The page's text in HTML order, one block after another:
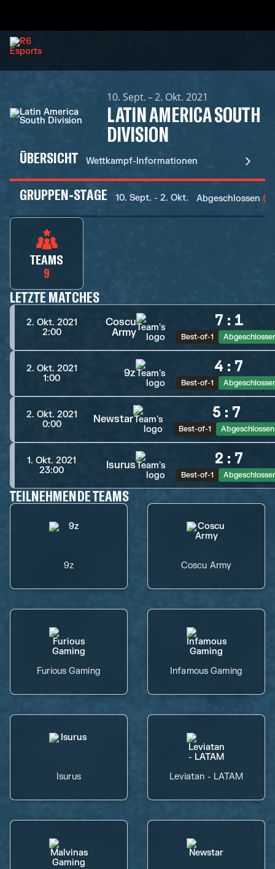
10. Sept. – 2. Okt. 2021
LATIN AMERICA SOUTH
DIVISION
ÜBERSICHT Wettkampf-Informationen
GRUPPEN-STAGE 10. Sept. - 2. Okt. Abgeschlossen
TEAMS
9
LETZTE MATCHES
2. Okt. 2021
2:00
Coscu
Army
7 : 1
Best-of-1
2. Okt. 2021
1:00
9z 4 : 7
Best-of-1
2. Okt. 2021
0:00
Newstar 5 : 7
Best-of-1 Abgeschlossen
1. Okt. 2021
23:00
Isurus 2 : 7
Best-of-1
TEILNEHMENDE TEAMS
9z Coscu Army
Furious Gaming Infamous Gaming
Isurus Leviatan - LATAM